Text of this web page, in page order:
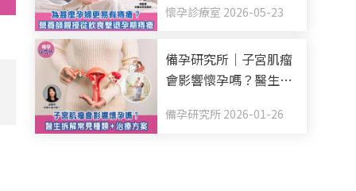
瘡
懷孕診療室 2026-05-23
備孕研究所｜子宮肌瘤
會影響懷孕嗎？醫生拆
備孕研究所 2026-01-26